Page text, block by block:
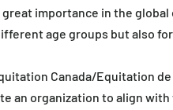
importance in the
age groups but also
Canada/Equitation de
an organization to align